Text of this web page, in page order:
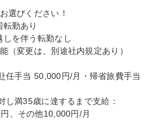
選びください！
転勤あり
しを伴う転勤なし
（変更は、別途社内規定あり）
任手当 50,000円/月・帰省旅費手当
し満35歳に達するまで支給：